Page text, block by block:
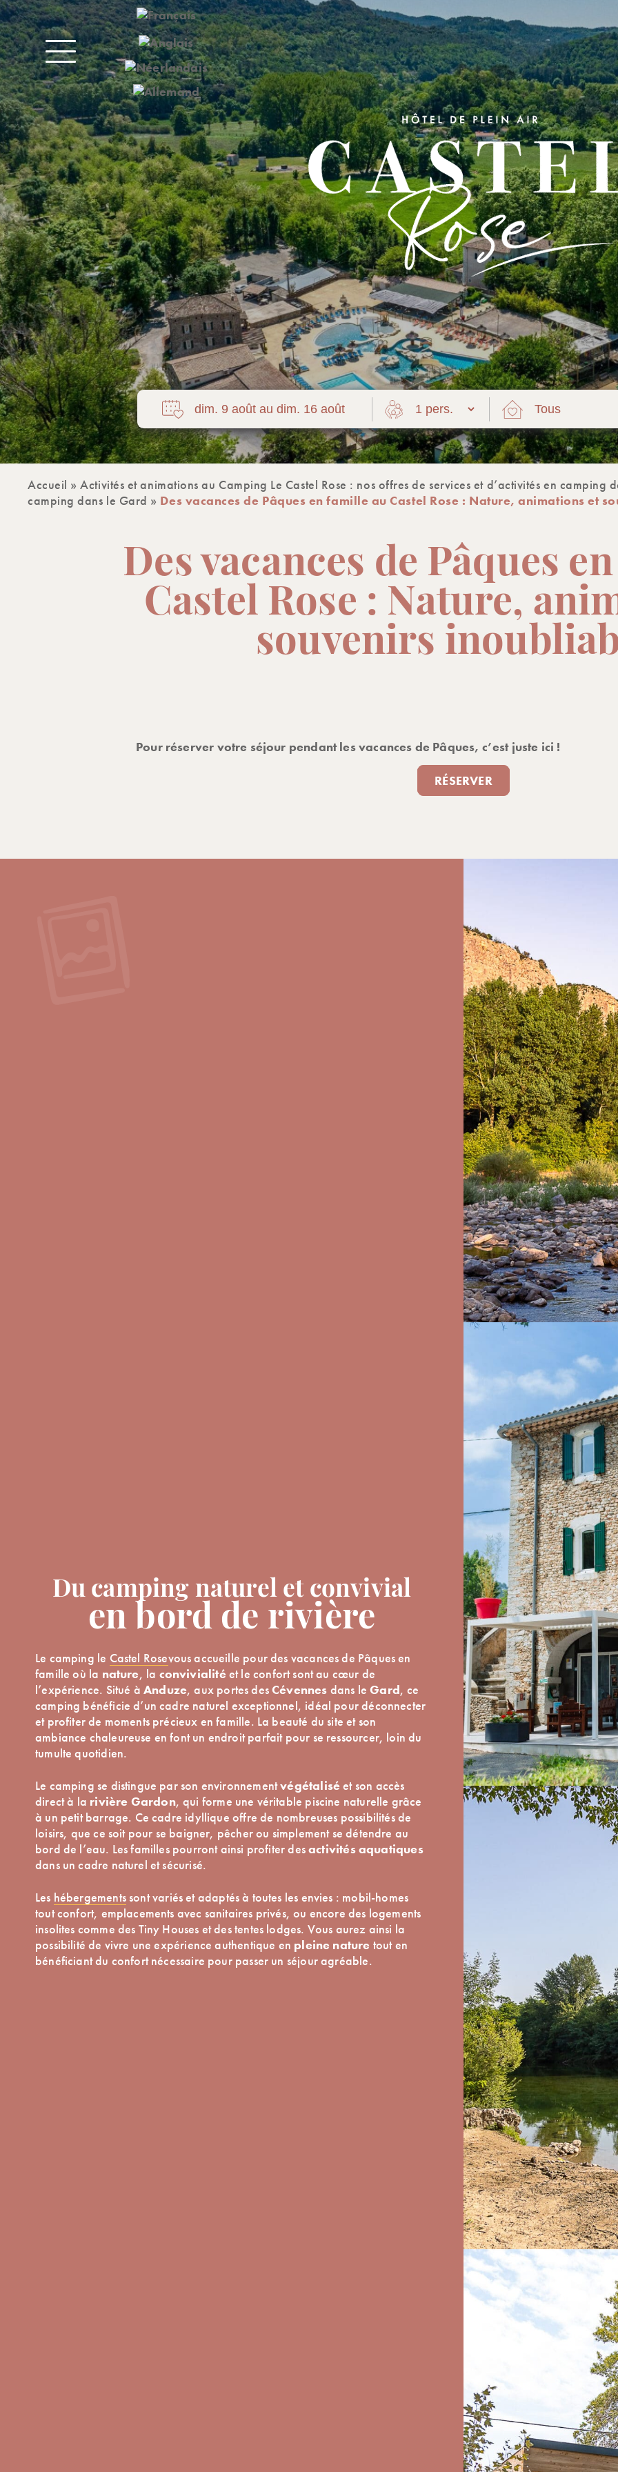
Accueil »Activités et animations au Camping Le Castel Rose : nos offres de services et d’activités en camping
camping dans le Gard » Des vacances de Pâques en famille au Castel Rose : Nature, animations et
Des vacances de Pâques
Castel Rose : Nature,
souvenirs
Pour réserver votre séjour pendant les vacances de Pâques, c’est juste ici !
RÉSERVER
Du camping naturel et convivial
en bord de rivière
Le camping le Castel Rosevous accueille pour des vacances de Pâques en
famille où la nature, la convivialitéet le confort sont au cœur de
l’expérience. Situé à Anduze, aux portes desCévennes dans leGard, ce
camping bénéficie d’un cadre naturel exceptionnel, idéal pour déconnecter
et profiter de moments précieux en famille. La beauté du site et son
ambiance chaleureuse en font un endroit parfait pour se ressourcer, loin du
tumulte quotidien.
Le camping se distingue par son environnementvégétaliséet son accès
direct à la rivière Gardon, qui forme une véritable piscine naturelle grâce
à un petit barrage. Ce cadre idyllique offre de nombreuses possibilités de
loisirs, que ce soit pour se baigner, pêcher ou simplement se détendre au
bord de l’eau. Les familles pourront ainsi profiter desactivités aquatiques
dans un cadre naturel et sécurisé.
Les hébergementssont variés et adaptés à toutes les envies : mobil-homes
tout confort, emplacements avec sanitaires privés, ou encore des logements
insolites comme des Tiny Houses et des tentes lodges. Vous aurez ainsi la
possibilité de vivre une expérience authentique en pleine nature tout en
bénéficiant du confort nécessaire pour passer un séjour agréable.